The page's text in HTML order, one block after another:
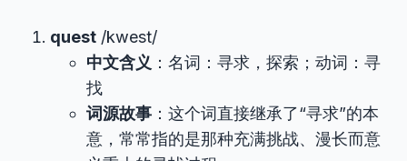
quest /kwest/
中文含义 ：名词：寻求，探索；动词：寻
找
词源故事 ：这个词直接继承了“寻求”的本
意，常常指的是那种充满挑战、漫长而意